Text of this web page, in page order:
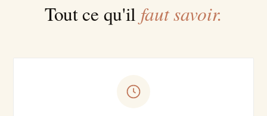
Tout ce qu'il faut savoir.